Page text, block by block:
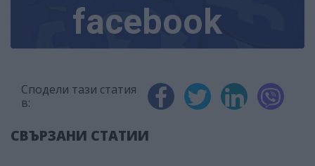
facebook
Сподели тази статия
в:
СВЪРЗАНИ СТАТИИ